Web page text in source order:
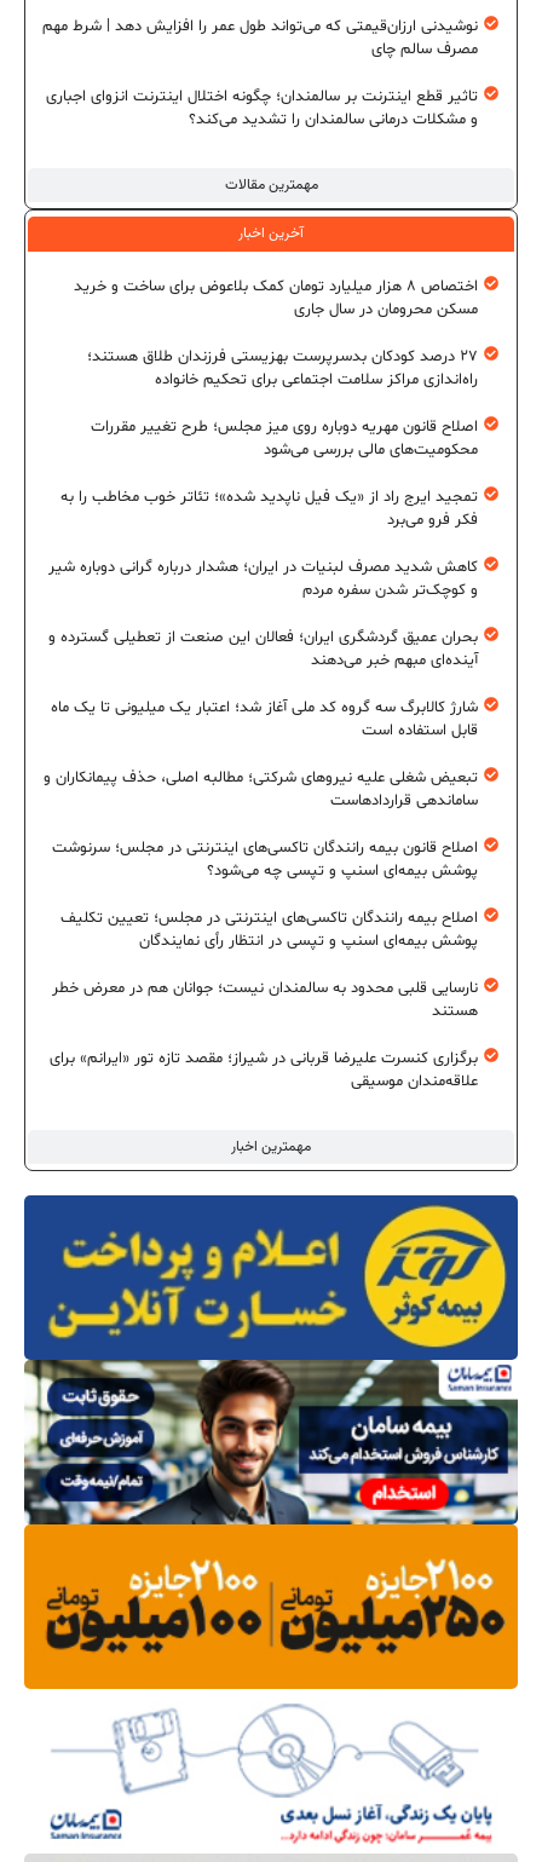
مهمترین مقالات
نوشیدنی ارزان‌قیمتی که می‌تواند طول عمر را افزایش دهد | شرط مهم
مصرف سالم چای
تاثیر قطع اینترنت بر سالمندان؛ چگونه اختلال اینترنت انزوای اجباری
و مشکلات درمانی سالمندان را تشدید می‌کند؟
آخرین اخبار
مهمترین اخبار
اختصاص ۸ هزار میلیارد تومان کمک بلاعوض برای ساخت و خرید
مسکن محرومان در سال جاری
۲۷ درصد کودکان بدسرپرست بهزیستی فرزندان طلاق هستند؛
راه‌اندازی مراکز سلامت اجتماعی برای تحکیم خانواده
اصلاح قانون مهریه دوباره روی میز مجلس؛ طرح تغییر مقررات
محکومیت‌های مالی بررسی می‌شود
تمجید ایرج راد از «یک فیل ناپدید شده»؛ تئاتر خوب مخاطب را به
فکر فرو می‌برد
کاهش شدید مصرف لبنیات در ایران؛ هشدار درباره گرانی دوباره شیر
و کوچک‌تر شدن سفره مردم
بحران عمیق گردشگری ایران؛ فعالان این صنعت از تعطیلی گسترده و
آینده‌ای مبهم خبر می‌دهند
شارژ کالابرگ سه گروه کد ملی آغاز شد؛ اعتبار یک میلیونی تا یک ماه
قابل استفاده است
تبعیض شغلی علیه نیروهای شرکتی؛ مطالبه اصلی، حذف پیمانکاران و
ساماندهی قراردادهاست
اصلاح قانون بیمه رانندگان تاکسی‌های اینترنتی در مجلس؛ سرنوشت
پوشش بیمه‌ای اسنپ و تپسی چه می‌شود؟
اصلاح بیمه رانندگان تاکسی‌های اینترنتی در مجلس؛ تعیین تکلیف
پوشش بیمه‌ای اسنپ و تپسی در انتظار رأی نمایندگان
نارسایی قلبی محدود به سالمندان نیست؛ جوانان هم در معرض خطر
هستند
برگزاری کنسرت علیرضا قربانی در شیراز؛ مقصد تازه تور «ایرانم» برای
علاقه‌مندان موسیقی